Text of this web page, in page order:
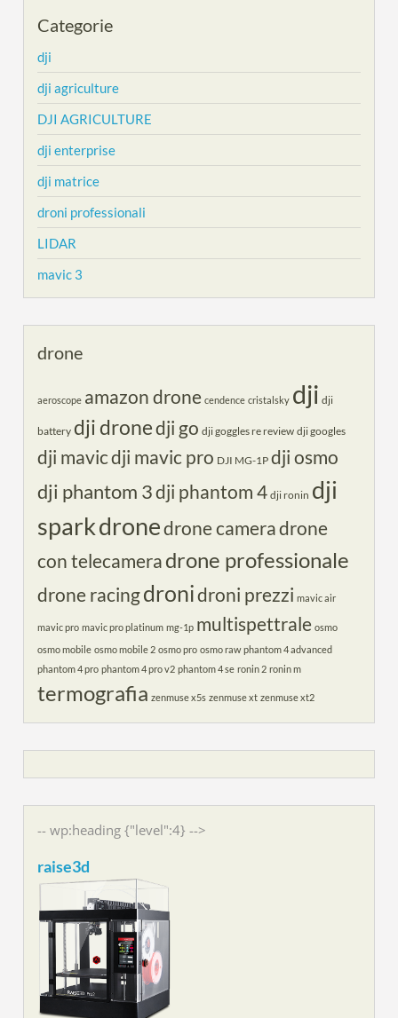
Categorie
dji
dji agriculture
DJI AGRICULTURE
dji enterprise
dji matrice
droni professionali
LIDAR
mavic 3
drone
aeroscope amazon drone cendence cristalsky dji dji
battery dji dronedji go dji goggles re review dji googles
dji mavicdji mavic pro DJI MG-1P dji osmo
dji phantom 3dji phantom 4 dji ronin dji
sparkdronedrone cameradrone
con telecameradrone professionale
drone racingdronidroni prezzi mavic air
mavic pro mavic pro platinum mg-1p multispettrale osmo
osmo mobile osmo mobile 2 osmo pro osmo raw phantom 4 advanced
phantom 4 pro phantom 4 pro v2 phantom 4 se ronin 2 ronin m
termografia zenmuse x5s zenmuse xt zenmuse xt2
-- wp:heading {"level":4} -->
raise3d